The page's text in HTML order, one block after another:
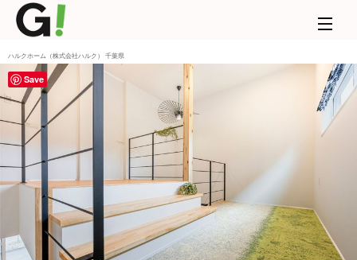
ハルクホーム（株式会社ハルク） 千葉県
Save